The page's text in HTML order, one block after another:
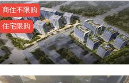
商住不限购
住宅限购